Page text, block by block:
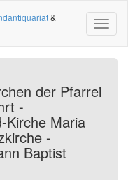
&
der Pfarrei
-
Kirche Maria
-
Baptist